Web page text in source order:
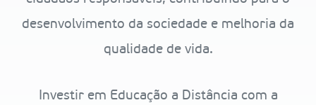
desenvolvimento da sociedade e melhoria da
qualidade de vida.
Investir em Educação a Distância com a